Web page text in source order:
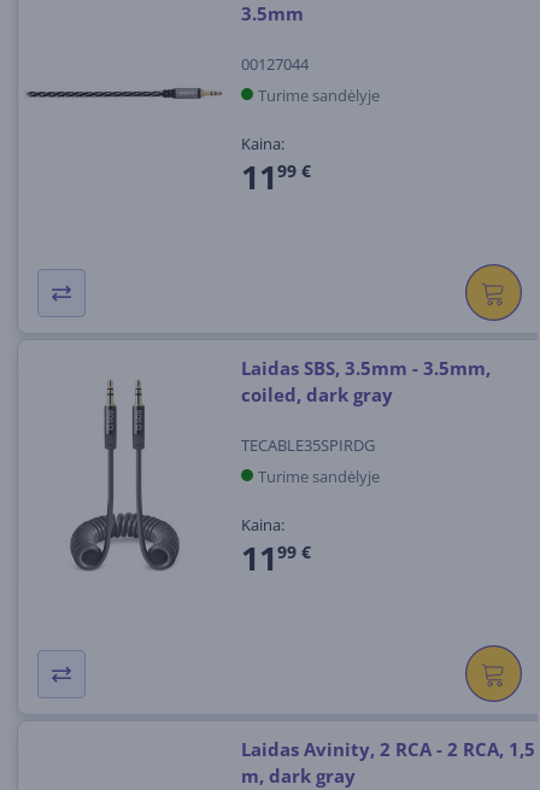
3.5mm
00127044
Turime sandėlyje
Kaina:
11 99 €
Laidas SBS, 3.5mm - 3.5mm,
coiled, dark gray
TECABLE35SPIRDG
Turime sandėlyje
Kaina:
11 99 €
Laidas Avinity, 2 RCA - 2 RCA, 1,5
m, dark gray